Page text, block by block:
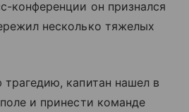
конференции он признался
несколько тяжелых
капитан нашел в
и принести команде